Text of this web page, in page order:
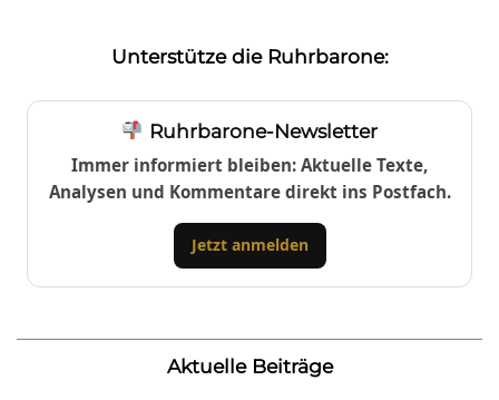
Unterstütze die Ruhrbarone:
Ruhrbarone-Newsletter
Immer informiert bleiben: Aktuelle Texte,
Analysen und Kommentare direkt ins Postfach.
Jetzt anmelden
Aktuelle Beiträge